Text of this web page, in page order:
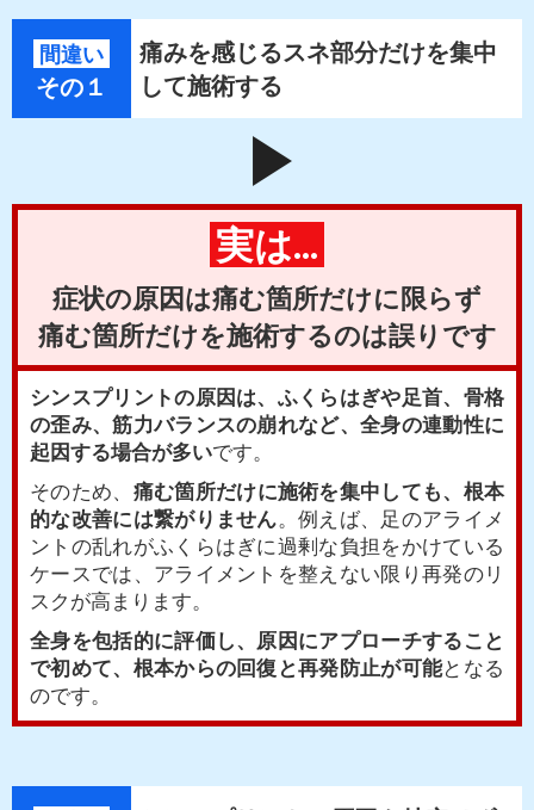
間違い
その１
痛みを感じるスネ部分だけを集中
して施術する
play_arrow
実は...
症状の原因は痛む箇所だけに限らず
痛む箇所だけを施術するのは誤りです
シンスプリントの原因は、ふくらはぎや足首、骨格
の歪み、筋力バランスの崩れなど、全身の連動性に
起因する場合が多いです。
そのため、 痛む箇所だけに施術を集中しても、根本
的な改善には繋がりません。例えば、足のアライメ
ントの乱れがふくらはぎに過剰な負担をかけている
ケースでは、アライメントを整えない限り再発のリ
スクが高まります。
全身を包括的に評価し、原因にアプローチすること
で初めて、根本からの回復と再発防止が可能となる
のです。